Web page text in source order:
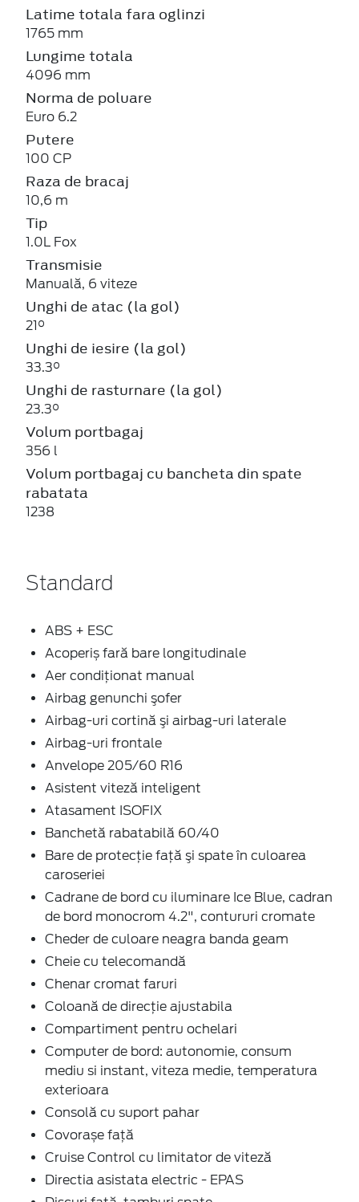
Latime totala fara oglinzi
1765 mm
Lungime totala
4096 mm
Norma de poluare
Euro 6.2
Putere
100 CP
Raza de bracaj
10,6 m
Tip
1.0L Fox
Transmisie
Manuală, 6 viteze
Unghi de atac (la gol)
21°
Unghi de iesire (la gol)
33.3°
Unghi de rasturnare (la gol)
23.3°
Volum portbagaj
356 l
Volum portbagaj cu bancheta din spate
rabatata
1238
Standard
ABS + ESC
Acoperiș fară bare longitudinale
Aer condiţionat manual
Airbag genunchi şofer
Airbag-uri cortină şi airbag-uri laterale
Airbag-uri frontale
Anvelope 205/60 R16
Asistent viteză inteligent
Atasament ISOFIX
Banchetă rabatabilă 60/40
Bare de protecţie faţă şi spate în culoarea
caroseriei
Cadrane de bord cu iluminare Ice Blue, cadran
de bord monocrom 4.2", contururi cromate
Cheder de culoare neagra banda geam
Cheie cu telecomandă
Chenar cromat faruri
Coloană de direcţie ajustabila
Compartiment pentru ochelari
Computer de bord: autonomie, consum
mediu si instant, viteza medie, temperatura
exterioara
Consolă cu suport pahar
Covorașe față
Cruise Control cu limitator de viteză
Directia asistata electric - EPAS